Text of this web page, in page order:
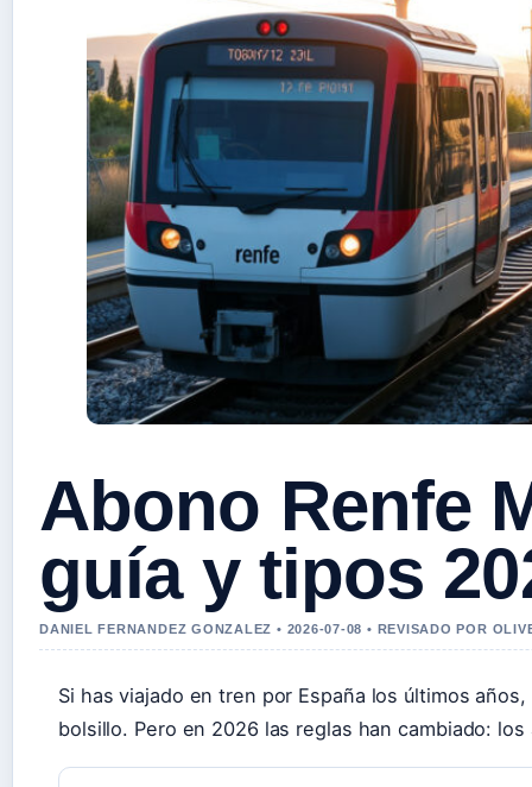
Abono Renfe
guía y tipos
DANIEL FERNANDEZ GONZALEZ • 2026-07-08 • REVISADO POR
Si has viajado en tren por España los últimos
bolsillo. Pero en 2026 las reglas han cambiado: